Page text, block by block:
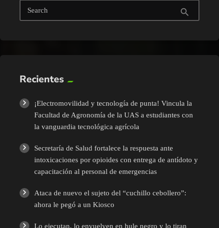
Search search
Recientes
¡Electromovilidad y tecnología de punta! Vincula la
Facultad de Agronomía de la UAS a estudiantes con
la vanguardia tecnológica agrícola
Secretaría de Salud fortalece la respuesta ante
intoxicaciones por opioides con entrega de antídoto y
capacitación al personal de emergencias
Ataca de nuevo el sujeto del “cuchillo cebollero”:
ahora le pegó a un Kiosco
Lo ejecutan, lo envuelven en hule negro y lo tiran